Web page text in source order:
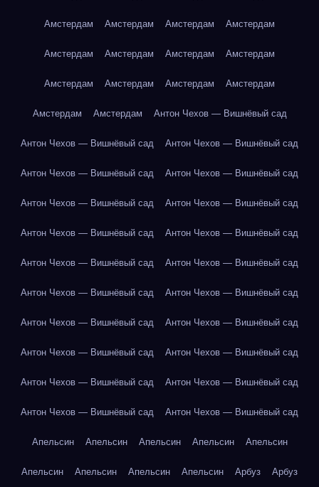
Амстердам Амстердам Амстердам Амстердам
Амстердам Амстердам Амстердам Амстердам
Амстердам Амстердам Амстердам Амстердам
Амстердам Амстердам Антон Чехов — Вишнёвый сад
Антон Чехов — Вишнёвый сад Антон Чехов — Вишнёвый сад
Антон Чехов — Вишнёвый сад Антон Чехов — Вишнёвый сад
Антон Чехов — Вишнёвый сад Антон Чехов — Вишнёвый сад
Антон Чехов — Вишнёвый сад Антон Чехов — Вишнёвый сад
Антон Чехов — Вишнёвый сад Антон Чехов — Вишнёвый сад
Антон Чехов — Вишнёвый сад Антон Чехов — Вишнёвый сад
Антон Чехов — Вишнёвый сад Антон Чехов — Вишнёвый сад
Антон Чехов — Вишнёвый сад Антон Чехов — Вишнёвый сад
Антон Чехов — Вишнёвый сад Антон Чехов — Вишнёвый сад
Антон Чехов — Вишнёвый сад Антон Чехов — Вишнёвый сад
Апельсин Апельсин Апельсин Апельсин Апельсин
Апельсин Апельсин Апельсин Апельсин Арбуз Арбуз